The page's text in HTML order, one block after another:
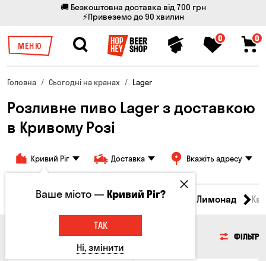
🚚 Безкоштовна доставка від 700 грн
⚡Привеземо до 90 хвилин
МЕНЮ
0 0
Головна Сьогодні на кранах Lager
Розливне пиво Lager з доставкою
в Кривому Розі
Кривий Ріг Доставка Вкажіть адресу
Всі товари Пиво Сидр Вино Лимонад
ФІЛЬТР
Ваше місто —Кривий Ріг?
ТАК
Ні, змінити